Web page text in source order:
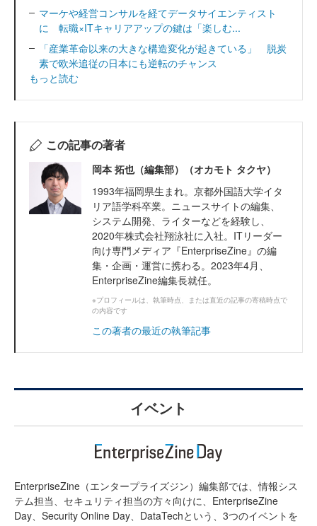
マーケや経営コンサルを経てデータサイエンティスト
に 転職×ITキャリアアップの鍵は「楽しむ...
「産業革命以来の大きな構造変化が起きている」 脱炭
素で欧米追従の日本にも逆転のチャンス
もっと読む
この記事の著者
岡本 拓也（編集部）（オカモト タクヤ）
1993年福岡県生まれ。京都外国語大学イタ
リア語学科卒業。ニュースサイトの編集、
システム開発、ライターなどを経験し、
2020年株式会社翔泳社に入社。ITリーダー
向け専門メディア『EnterpriseZine』の編
集・企画・運営に携わる。2023年4月、
EnterpriseZine編集長就任。
※プロフィールは、執筆時点、または直近の記事の寄稿時点で
の内容です
この著者の最近の執筆記事
イベント
EnterpriseZine（エンタープライズジン）編集部では、情報シス
テム担当、セキュリティ担当の方々向けに、EnterpriseZine
Day、Security Online Day、DataTechという、3つのイベントを